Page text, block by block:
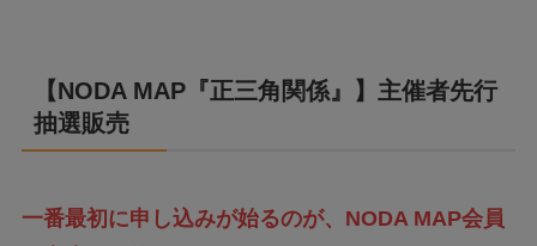
【NODA MAP『正三角関係』 】 主催者先行
抽選販売
一番最初に申し込みが始るのが、NODA MAP会員